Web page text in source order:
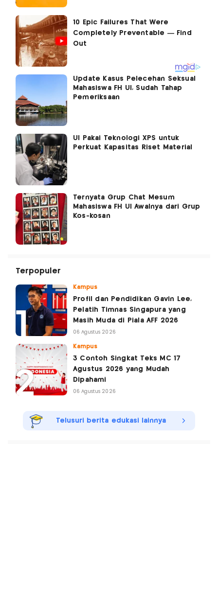
Update Kasus Pelecehan Seksual
Mahasiswa FH UI, Sudah Tahap
Pemeriksaan
UI Pakai Teknologi XPS untuk
Perkuat Kapasitas Riset Material
Ternyata Grup Chat Mesum
Mahasiswa FH UI Awalnya dari Grup
Kos-kosan
Terpopuler
Kampus
Profil dan Pendidikan Gavin Lee,
Pelatih Timnas Singapura yang
Masih Muda di Piala AFF 2026
06 Agustus 2026
Kampus
3 Contoh Singkat Teks MC 17
Agustus 2026 yang Mudah
Dipahami
06 Agustus 2026
Telusuri berita edukasi lainnya